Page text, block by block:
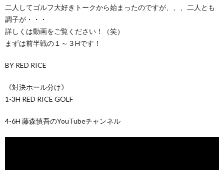
二人してゴルフ大好きトークから始まったのですが、、、二人とも
調子が・・・
詳しくは動画をご覧ください！（笑）
まずは前半戦の１～３Hです！
BY RED RICE
《対決ホール分け》
1-3H RED RICE GOLF
4-6H 藤森慎吾のYouTubeチャンネル